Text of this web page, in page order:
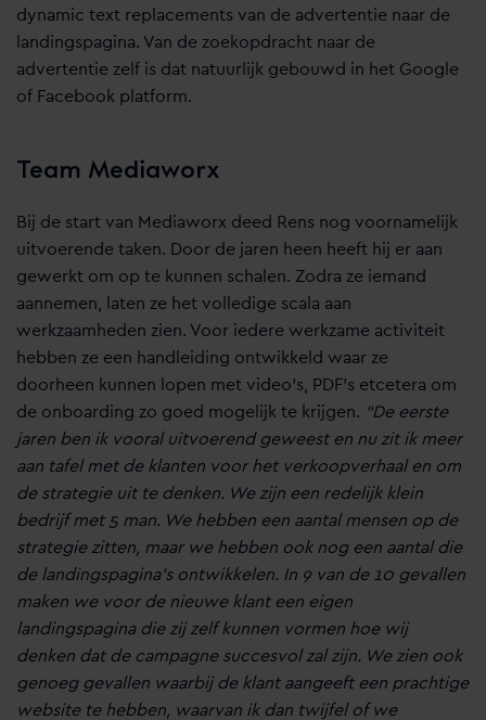
dynamic text replacements van de advertentie naar de
landingspagina. Van de zoekopdracht naar de
advertentie zelf is dat natuurlijk gebouwd in het Google
of Facebook platform.
Team Mediaworx
Bij de start van Mediaworx deed Rens nog voornamelijk
uitvoerende taken. Door de jaren heen heeft hij er aan
gewerkt om op te kunnen schalen. Zodra ze iemand
aannemen, laten ze het volledige scala aan
werkzaamheden zien. Voor iedere werkzame activiteit
hebben ze een handleiding ontwikkeld waar ze
doorheen kunnen lopen met video’s, PDF’s etcetera om
de onboarding zo goed mogelijk te krijgen. “De eerste
jaren ben ik vooral uitvoerend geweest en nu zit ik meer
aan tafel met de klanten voor het verkoopverhaal en om
de strategie uit te denken. We zijn een redelijk klein
bedrijf met 5 man. We hebben een aantal mensen op de
strategie zitten, maar we hebben ook nog een aantal die
de landingspagina’s ontwikkelen. In 9 van de 10 gevallen
maken we voor de nieuwe klant een eigen
landingspagina die zij zelf kunnen vormen hoe wij
denken dat de campagne succesvol zal zijn. We zien ook
genoeg gevallen waarbij de klant aangeeft een prachtige
website te hebben, waarvan ik dan twijfel of we